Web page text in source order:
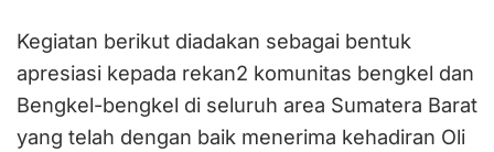
Kegiatan berikut diadakan sebagai bentuk
apresiasi kepada rekan2 komunitas bengkel dan
Bengkel-bengkel di seluruh area Sumatera Barat
yang telah dengan baik menerima kehadiran Oli